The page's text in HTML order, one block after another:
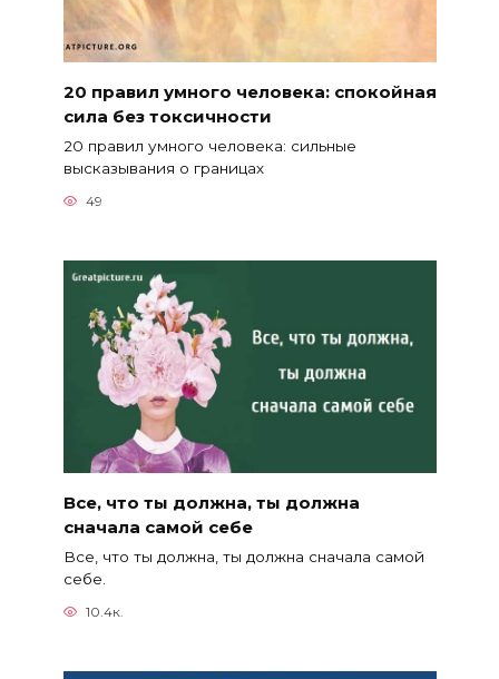
20 правил умного человека: спокойная
сила без токсичности
20 правил умного человека: сильные
высказывания о границах
49
Все, что ты должна, ты должна
сначала самой себе
Все, что ты должна, ты должна сначала самой
себе.
10.4к.